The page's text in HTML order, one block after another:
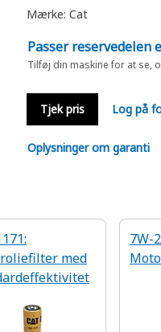
Mærke: Cat
Passer reservedelen
Tilføj din maskine for at se,
Tjek pris Log på
Oplysninger om garanti
med
7W-